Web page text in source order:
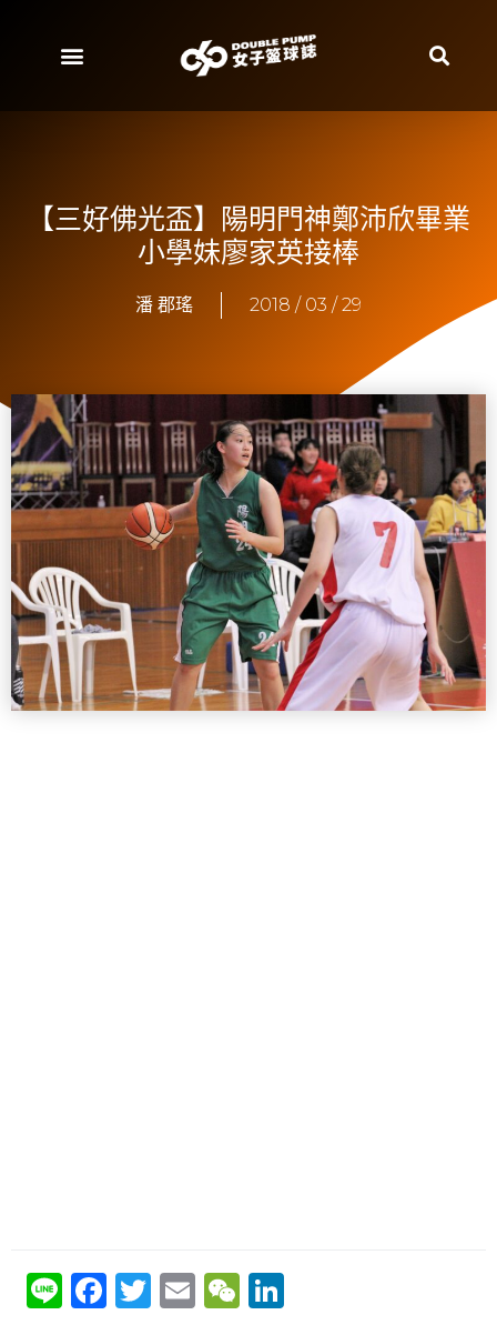
【三好佛光盃】陽明門神鄭沛欣畢業
小學妹廖家英接棒
潘 郡瑤 2018 / 03 / 29
Li F
T
E
W